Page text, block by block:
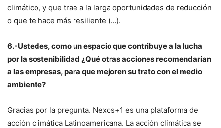
climático, y que trae a la larga oportunidades de reducción
o que te hace más resiliente (…).
6.-Ustedes, como un espacio que contribuye a la lucha
por la sostenibilidad ¿Qué otras acciones recomendarían
a las empresas, para que mejoren su trato con el medio
ambiente?
Gracias por la pregunta. Nexos+1 es una plataforma de
acción climática Latinoamericana. La acción climática se